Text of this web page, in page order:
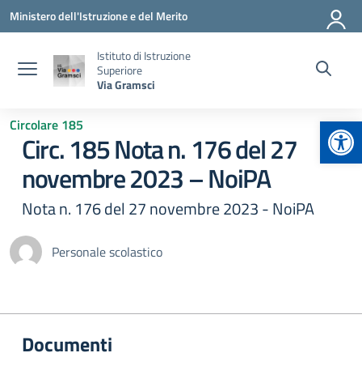
Vai ai contenuti
Vai al menu di navigazione
Vai al footer
Ministero dell'Istruzione e del Merito
Istituto di Istruzione
Superiore
Via Gramsci
Circolare 185
Circ. 185 Nota n. 176 del 27
novembre 2023 – NoiPA
Nota n. 176 del 27 novembre 2023 - NoiPA
Personale scolastico
Documenti